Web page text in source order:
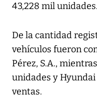
43,228 mil unidades.
De la cantidad
vehículos fueron
Pérez, S.A.,
unidades y
ventas.